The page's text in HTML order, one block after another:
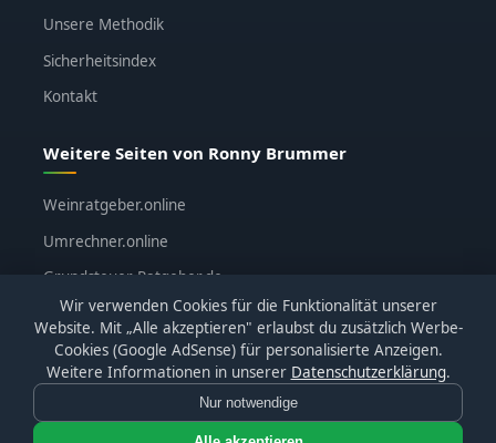
Unsere Methodik
Sicherheitsindex
Kontakt
Weitere Seiten von Ronny Brummer
Weinratgeber.online
Umrechner.online
Grundsteuer-Ratgeber.de
ronnybrummer.de
KI-Katalog.de· Alle Bewertungen basieren auf
eigenen Tests · Affiliate-Links sind gekennzeichnet
Wir verwenden Cookies für die Funktionalität unserer
Website. Mit „Alle akzeptieren" erlaubst du zusätzlich Werbe-
Cookies (Google AdSense) für personalisierte Anzeigen.
Weitere Informationen in unserer Datenschutzerklärung.
Nur notwendige